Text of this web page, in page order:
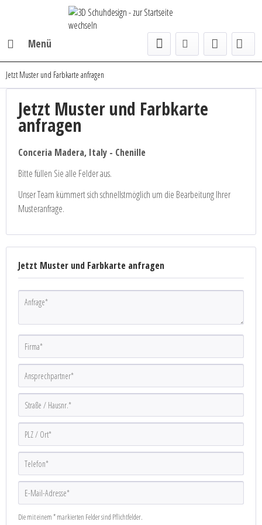
Menü
Jetzt Muster und Farbkarte anfragen
Jetzt Muster und Farbkarte
anfragen
Conceria Madera, Italy - Chenille
Bitte füllen Sie alle Felder aus.
Unser Team kümmert sich schnellstmöglich um die Bearbeitung Ihrer
Musteranfrage.
Jetzt Muster und Farbkarte anfragen
Die mit einem * markierten Felder sind Pflichtfelder.